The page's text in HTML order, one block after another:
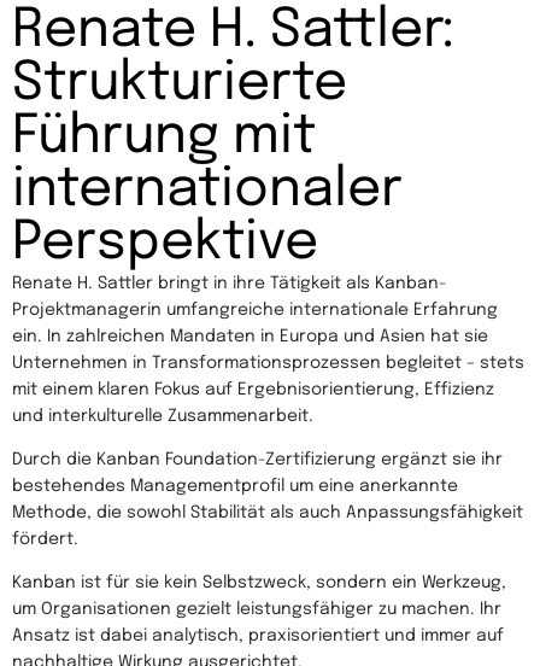
Renate H. Sattler:
Strukturierte
Führung mit
internationaler
Perspektive
Renate H. Sattler bringt in ihre Tätigkeit als Kanban-
Projektmanagerin umfangreiche internationale Erfahrung
ein. In zahlreichen Mandaten in Europa und Asien hat sie
Unternehmen in Transformationsprozessen begleitet – stets
mit einem klaren Fokus auf Ergebnisorientierung, Effizienz
und interkulturelle Zusammenarbeit.
Durch die Kanban Foundation-Zertifizierung ergänzt sie ihr
bestehendes Managementprofil um eine anerkannte
Methode, die sowohl Stabilität als auch Anpassungsfähigkeit
fördert.
Kanban ist für sie kein Selbstzweck, sondern ein Werkzeug,
um Organisationen gezielt leistungsfähiger zu machen. Ihr
Ansatz ist dabei analytisch, praxisorientiert und immer auf
nachhaltige Wirkung ausgerichtet.